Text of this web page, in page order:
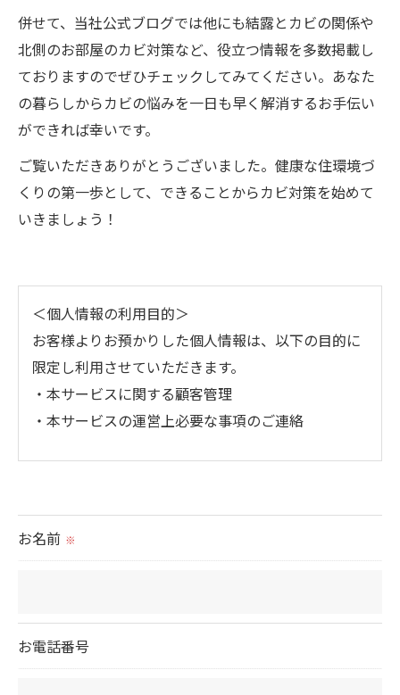
併せて、当社公式ブログでは他にも結露とカビの関係や
北側のお部屋のカビ対策など、役立つ情報を多数掲載し
ておりますのでぜひチェックしてみてください。あなた
の暮らしからカビの悩みを一日も早く解消するお手伝い
ができれば幸いです。
ご覧いただきありがとうございました。健康な住環境づ
くりの第一歩として、できることからカビ対策を始めて
いきましょう！
＜個人情報の利用目的＞
お客様よりお預かりした個人情報は、以下の目的に
限定し利用させていただきます。
・本サービスに関する顧客管理
・本サービスの運営上必要な事項のご連絡
られた場合を除き、
当社では、利用目的の達成に必要な範囲において、
お名前 ※
お電話番号